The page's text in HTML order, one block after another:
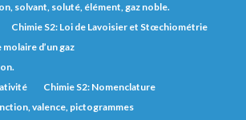
solvant, soluté, élément, gaz noble.
Chimie S2: Loi de Lavoisier et Stœchiométrie
d’un gaz
Chimie S2: Nomenclature
valence, pictogrammes